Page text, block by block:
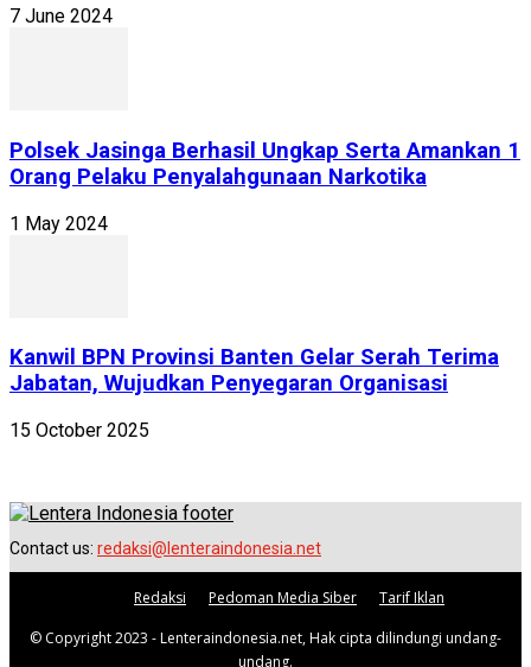
7 June 2024
Polsek Jasinga Berhasil Ungkap Serta Amankan 1
Orang Pelaku Penyalahgunaan Narkotika
1 May 2024
Kanwil BPN Provinsi Banten Gelar Serah Terima
Jabatan, Wujudkan Penyegaran Organisasi
15 October 2025
Contact us: redaksi@lenteraindonesia.net
Redaksi Pedoman Media Siber
Tarif Iklan
© Copyright 2023 - Lenteraindonesia.net, Hak cipta dilindungi undang-
undang.